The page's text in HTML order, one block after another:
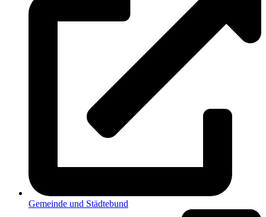
Gemeinde und Städtebund